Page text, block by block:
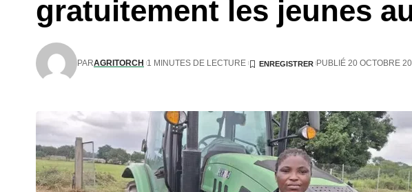
gratuitement les jeunes
PARAGRITORCH 1 MINUTES DE LECTURE PUBLIÉ 20 OCTOBRE